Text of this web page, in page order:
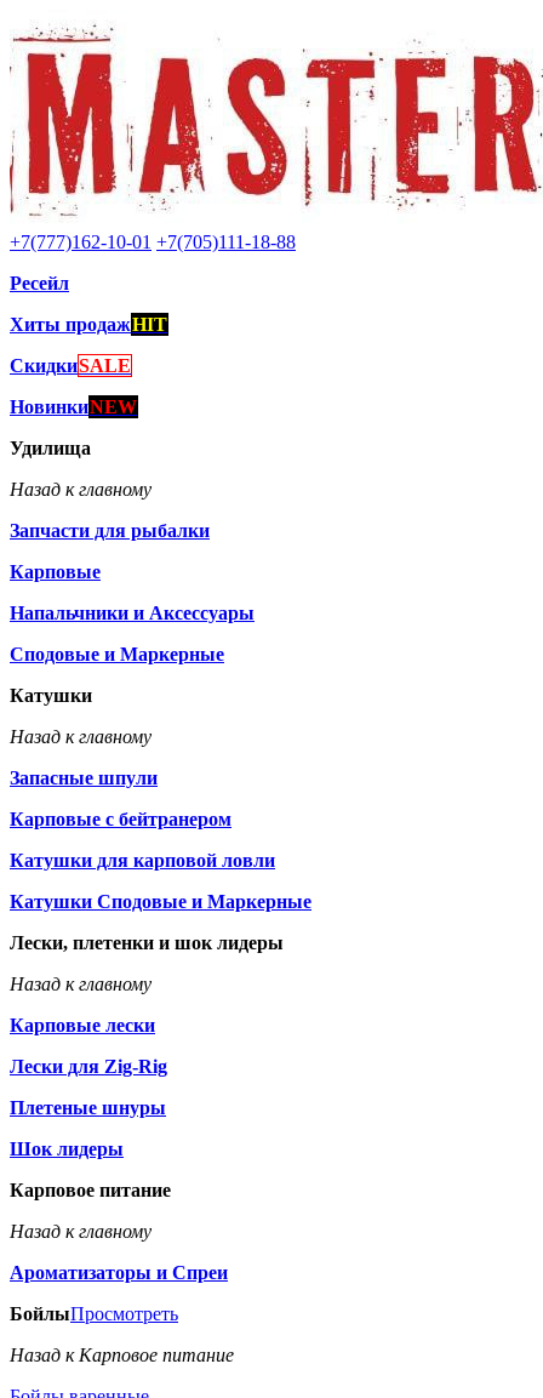
+7(777)162-10-01 +7(705)111-18-88
Ресейл
Хиты продажHIT
СкидкиSALE
НовинкиNEW
Удилища
Назад к главному
Запчасти для рыбалки
Карповые
Напальчники и Аксессуары
Сподовые и Маркерные
Катушки
Назад к главному
Запасные шпули
Карповые с бейтранером
Катушки для карповой ловли
Катушки Сподовые и Маркерные
Лески, плетенки и шок лидеры
Назад к главному
Карповые лески
Лески для Zig-Rig
Плетеные шнуры
Шок лидеры
Карповое питание
Назад к главному
Ароматизаторы и Спреи
БойлыПросмотреть
Назад к Карповое питание